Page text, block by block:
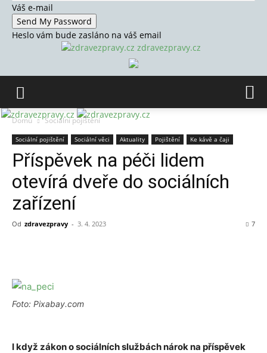
Váš e-mail
Heslo vám bude zasláno na váš email
zdravezpravy.cz
Domů Sociální pojištění
Sociální pojištění Sociální věci Aktuality Pojištění Ke kávě a čaji
Příspěvek na péči lidem
otevírá dveře do sociálních
zařízení
Od zdravezpravy - 3. 4. 2023 7
Foto: Pixabay.com
I když zákon o sociálních službách nárok na příspěvek